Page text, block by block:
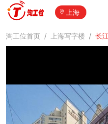
上海
淘工位首页 / 上海写字楼 / 长